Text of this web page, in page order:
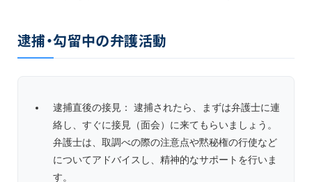
逮捕・勾留中の弁護活動
逮捕直後の接見： 逮捕されたら、まずは弁護士に連
絡し、すぐに接見（面会）に来てもらいましょう。
弁護士は、取調べの際の注意点や黙秘権の行使など
についてアドバイスし、精神的なサポートを行いま
す。